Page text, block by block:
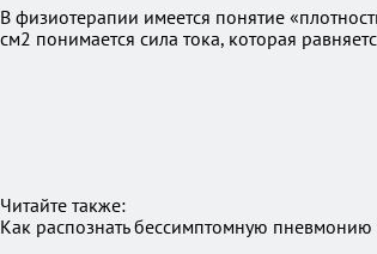
В физиотерапии имеется понятие
см2 понимается сила тока, которая
Читайте также:
Как распознать бессимптомную